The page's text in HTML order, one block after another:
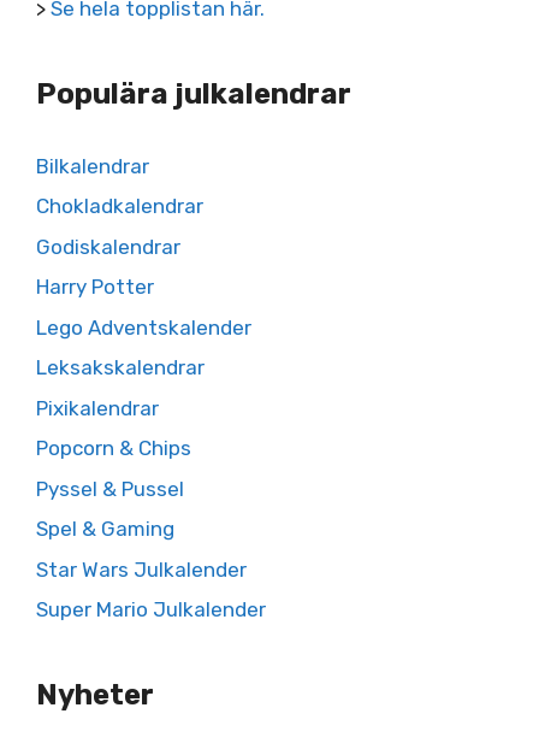
> Se hela topplistan här.
Populära julkalendrar
Bilkalendrar
Chokladkalendrar
Godiskalendrar
Harry Potter
Lego Adventskalender
Leksakskalendrar
Pixikalendrar
Popcorn & Chips
Pyssel & Pussel
Spel & Gaming
Star Wars Julkalender
Super Mario Julkalender
Nyheter